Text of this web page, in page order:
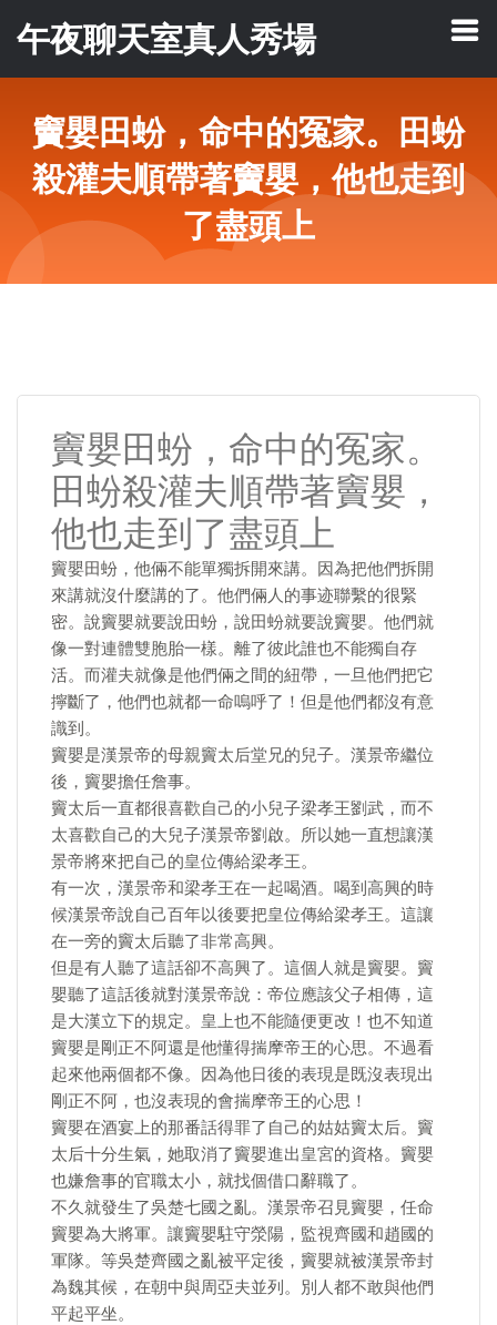
午夜聊天室真人秀場
竇嬰田蚡，命中的冤家。田蚡
殺灌夫順帶著竇嬰，他也走到
了盡頭上
竇嬰田蚡，命中的冤家。
田蚡殺灌夫順帶著竇嬰，
他也走到了盡頭上
竇嬰田蚡，他倆不能單獨拆開來講。因為把他們拆開
來講就沒什麼講的了。他們倆人的事迹聯繫的很緊
密。說竇嬰就要說田蚡，說田蚡就要說竇嬰。他們就
像一對連體雙胞胎一樣。離了彼此誰也不能獨自存
活。而灌夫就像是他們倆之間的紐帶，一旦他們把它
擰斷了，他們也就都一命嗚呼了！但是他們都沒有意
識到。
竇嬰是漢景帝的母親竇太后堂兄的兒子。漢景帝繼位
後，竇嬰擔任詹事。
竇太后一直都很喜歡自己的小兒子梁孝王劉武，而不
太喜歡自己的大兒子漢景帝劉啟。所以她一直想讓漢
景帝將來把自己的皇位傳給梁孝王。
有一次，漢景帝和梁孝王在一起喝酒。喝到高興的時
候漢景帝說自己百年以後要把皇位傳給梁孝王。這讓
在一旁的竇太后聽了非常高興。
但是有人聽了這話卻不高興了。這個人就是竇嬰。竇
嬰聽了這話後就對漢景帝說：帝位應該父子相傳，這
是大漢立下的規定。皇上也不能隨便更改！也不知道
竇嬰是剛正不阿還是他懂得揣摩帝王的心思。不過看
起來他兩個都不像。因為他日後的表現是既沒表現出
剛正不阿，也沒表現的會揣摩帝王的心思！
竇嬰在酒宴上的那番話得罪了自己的姑姑竇太后。竇
太后十分生氣，她取消了竇嬰進出皇宮的資格。竇嬰
也嫌詹事的官職太小，就找個借口辭職了。
不久就發生了吳楚七國之亂。漢景帝召見竇嬰，任命
竇嬰為大將軍。讓竇嬰駐守滎陽，監視齊國和趙國的
軍隊。等吳楚齊國之亂被平定後，竇嬰就被漢景帝封
為魏其候，在朝中與周亞夫並列。別人都不敢與他們
平起平坐。